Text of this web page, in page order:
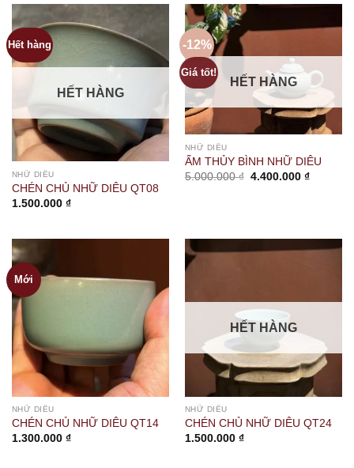
Hết hàng
HẾT HÀNG
NHỮ DIÊU
CHÉN CHỦ NHỮ DIÊU QT08
1.500.000 ₫
-12%
Giá tốt!
HẾT HÀNG
NHỮ DIÊU
ẤM THỦY BÌNH NHỮ DIÊU
5.000.000₫ Giá
4.400.000 ₫Giá
Mới
NHỮ DIÊU
CHÉN CHỦ NHỮ DIÊU QT14
1.300.000 ₫
HẾT HÀNG
NHỮ DIÊU
CHÉN CHỦ NHỮ DIÊU QT24
1.500.000 ₫